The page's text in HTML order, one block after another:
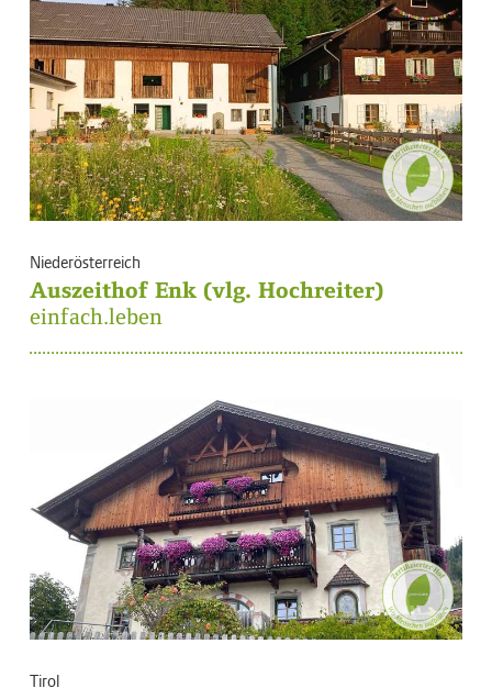
Niederösterreich
Auszeithof Enk (vlg. Hochreiter)
einfach.leben
Tirol